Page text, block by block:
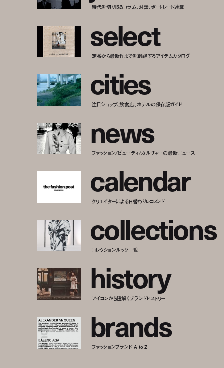
時代を切り取るコラム、対談、ポートレート連載
select
定番から最新作までを網羅するアイテムカタログ
cities
注目ショップ、飲食店、ホテルの保存版ガイド
news
ファッション/ビューティ/カルチャーの最新ニュース
calendar
クリエイターによる日替わりレコメンド
collections
コレクションルック一覧
history
アイコンから紐解くブランドヒストリー
brands
ファッションブランド A to Z